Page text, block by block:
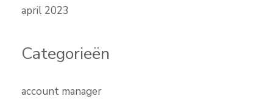
april 2023
Categorieën
account manager